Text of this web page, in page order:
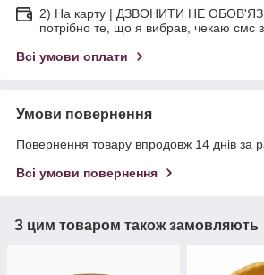
2) На карту | ДЗВОНИТИ НЕ
потрібно те, що я вибрав, чекаю смс
Всі умови оплати
Умови повернення
Повернення товару впродовж 14 днів за
Всі умови повернення
З цим товаром також замовляють